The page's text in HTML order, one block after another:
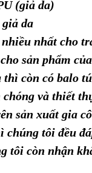
da)
da
nhất cho
sản phẩm
thì còn có balo
và thiết
sản xuất gia
chúng tôi đều
tôi còn nhận